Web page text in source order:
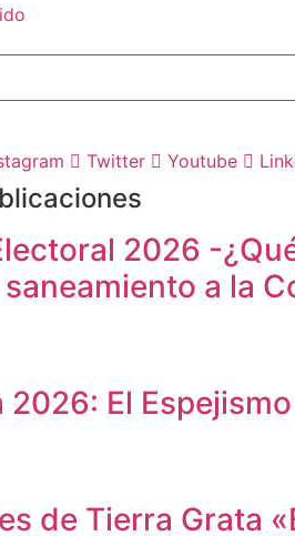
Twitter Youtube
2026 -
a la
El
de Tierra Grata